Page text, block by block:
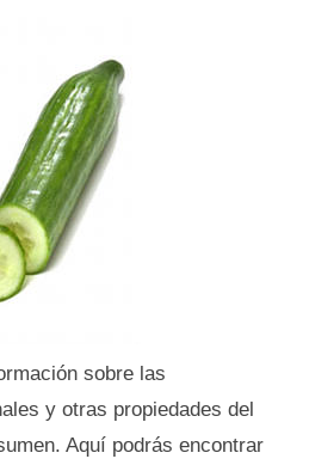
sobre las
y otras propiedades del
Aquí podrás encontrar